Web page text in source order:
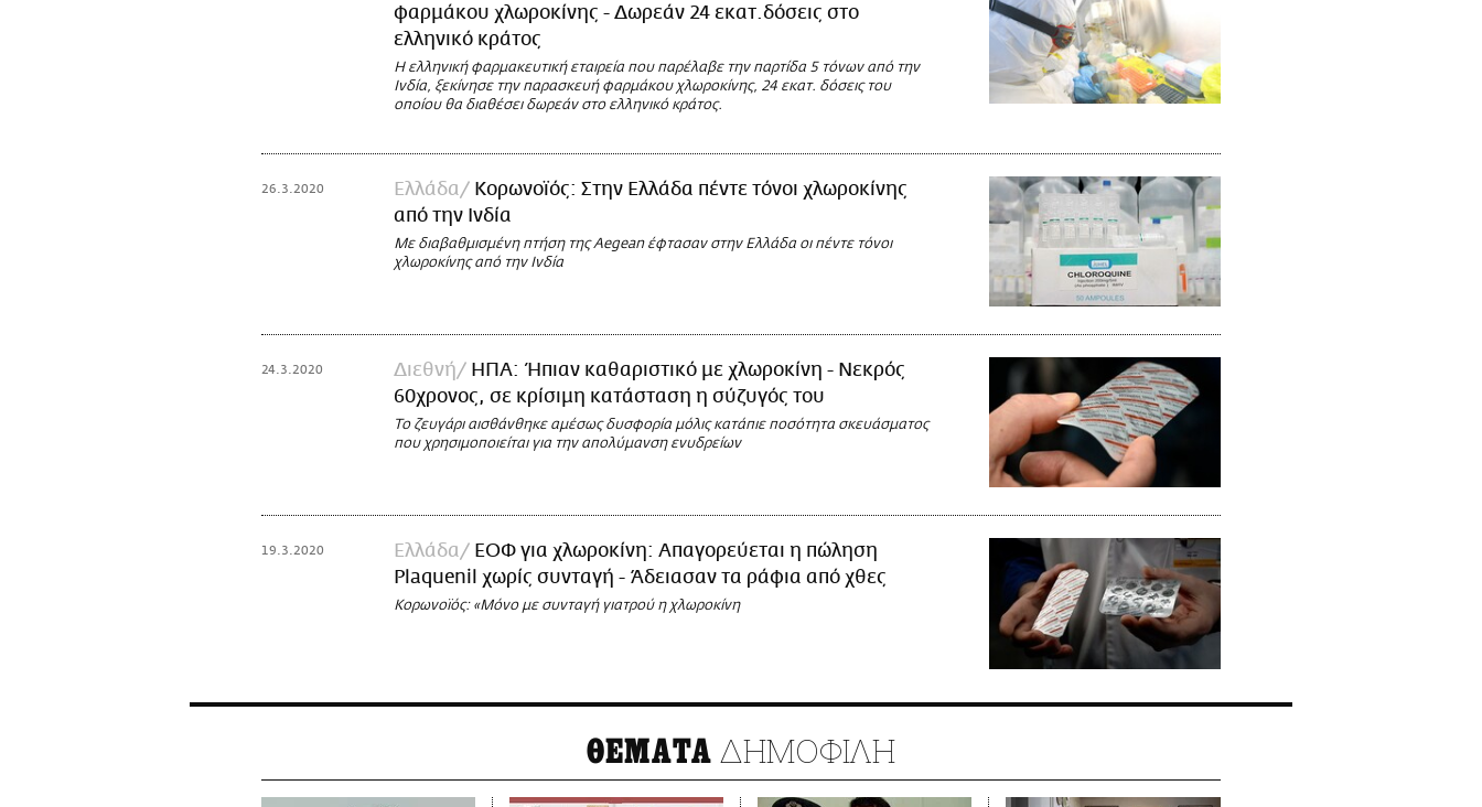
φαρμάκου χλωροκίνης - Δωρεάν 24 εκατ.δόσεις στο
ελληνικό κράτος
Η ελληνική φαρμακευτική εταιρεία που παρέλαβε την παρτίδα 5 τόνων από την
Ινδία, ξεκίνησε την παρασκευή φαρμάκου χλωροκίνης, 24 εκατ. δόσεις του
οποίου θα διαθέσει δωρεάν στο ελληνικό κράτος.
26.3.2020 Ελλάδα
Κορωνοϊός: Στην Ελλάδα πέντε τόνοι χλωροκίνης
από την Ινδία
Με διαβαθμισμένη πτήση της Aegean έφτασαν στην Ελλάδα οι πέντε τόνοι
χλωροκίνης από την Ινδία
24.3.2020 Διεθνή
ΗΠΑ: Ήπιαν καθαριστικό με χλωροκίνη - Νεκρός
60χρονος, σε κρίσιμη κατάσταση η σύζυγός του
Το ζευγάρι αισθάνθηκε αμέσως δυσφορία μόλις κατάπιε ποσότητα σκευάσματος
που χρησιμοποιείται για την απολύμανση ενυδρείων
19.3.2020 Ελλάδα
ΕΟΦ για χλωροκίνη: Απαγορεύεται η πώληση
Plaquenil χωρίς συνταγή - Άδειασαν τα ράφια από χθες
Κορωνοϊός: «Μόνο με συνταγή γιατρού η χλωροκίνη
ΘΕΜΑΤΑ ΔΗΜΟΦΙΛΗ